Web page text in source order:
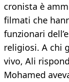
cronista è
filmati che
funzionari
religiosi. A chi
vivo, Ali
Mohamed